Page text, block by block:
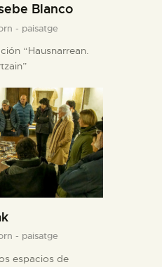
Blanco
- paisatge
“Hausnarrean.
- paisatge
espacios de